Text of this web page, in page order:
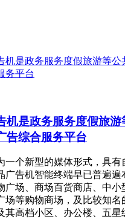
机是政务服务度假旅游
告综合服务平台
一个新型的媒体形式，具有
广告机智能终端早已普遍遍
广场、商场百货商店、中小
场等购物商场，及比较知名
其高档小区、办公楼、五星